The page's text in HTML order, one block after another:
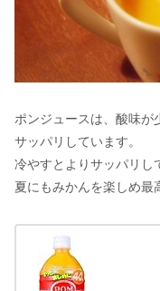
ポンジュースは、酸味が
サッパリしています。
冷やすとよりサッパリし
夏にもみかんを楽しめ最